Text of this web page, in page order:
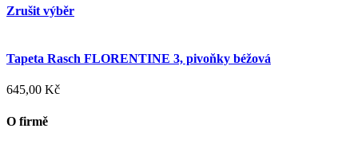
Zrušit výběr
Tapeta Rasch FLORENTINE 3, pivoňky béžová
645,00 Kč
O firmě